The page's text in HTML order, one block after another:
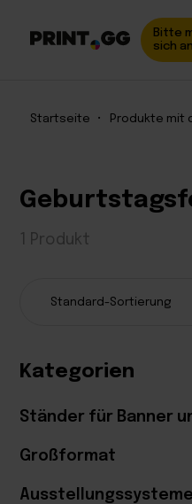
Bitte
sich
Startseite • Produkte mit
1 Produkt
Kategorien
Ständer für Banner
Großformat